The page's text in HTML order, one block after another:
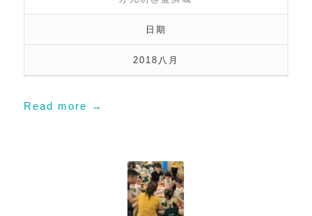
日期
2018八月
Read more →